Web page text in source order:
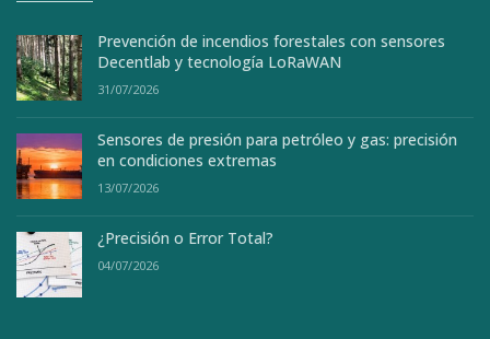
Prevención de incendios forestales con sensores
Decentlab y tecnología LoRaWAN
31/07/2026
Sensores de presión para petróleo y gas: precisión
en condiciones extremas
13/07/2026
¿Precisión o Error Total?
04/07/2026